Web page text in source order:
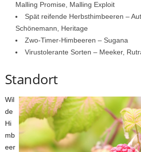
Malling Promise, Malling Exploit
Spät reifende Herbsthimbeeren –
Schönemann, Heritage
Zwo-Timer-Himbeeren – Sugana
Virustolerante Sorten – Meeker,
Standort
Wil
de
Hi
mb
eer